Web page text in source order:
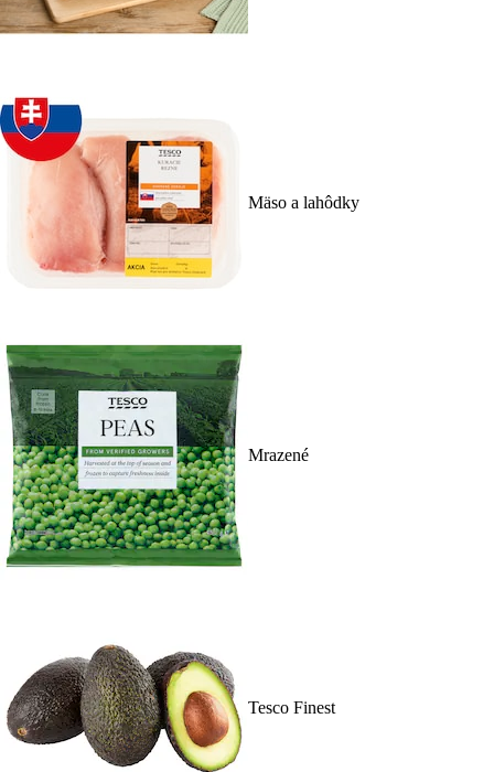
Mäso a lahôdky
Mrazené
Tesco Finest